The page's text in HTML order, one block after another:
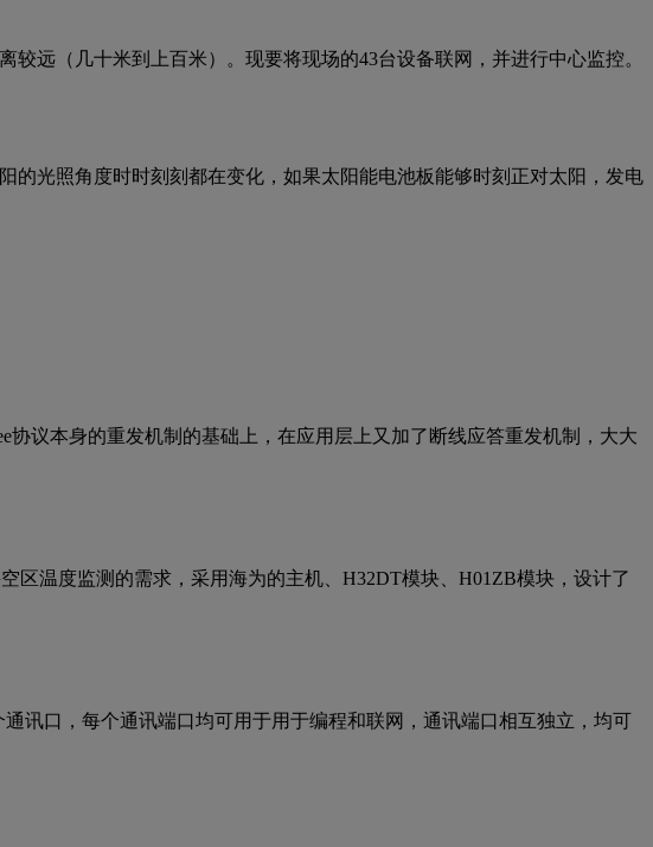
远（几十米到上百米）。现要将现场的43台设备联网，并进行中心监控。
光照角度时时刻刻都在变化，如果太阳能电池板能够时刻正对太阳，发电
议本身的重发机制的基础上，在应用层上又加了断线应答重发机制，大大
区温度监测的需求，采用海为的主机、H32DT模块、H01ZB模块，设计了
讯口，每个通讯端口均可用于用于编程和联网，通讯端口相互独立，均可